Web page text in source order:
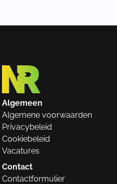
Algemeen
Algemene voorwaarden
Privacybeleid
Cookiebeleid
Vacatures
Contact
Contactformulier